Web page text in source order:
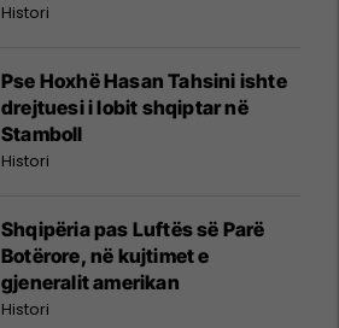
Histori
Pse Hoxhë Hasan Tahsini ishte
drejtuesi i lobit shqiptar në
Stamboll
Histori
Shqipëria pas Luftës së Parë
Botërore, në kujtimet e
gjeneralit amerikan
Histori